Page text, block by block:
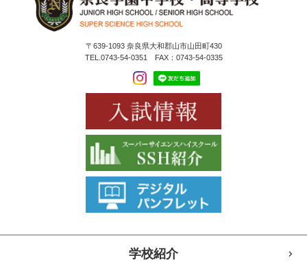
〒639-1093 奈良県大和郡山市山田町430
TEL.0743-54-0351 FAX：0743-54-0335
学校紹介